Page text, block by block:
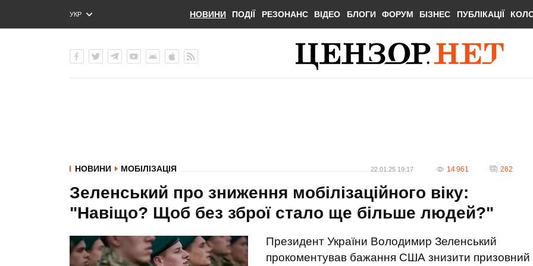
УКР
ENG
НОВИНИ ПОДІЇ РЕЗОНАНС ВІДЕО БЛОГИ ФОРУМ БІЗНЕС ПУБЛІКАЦІЇ
НОВИНИ МОБІЛІЗАЦІЯ 22.01.25 19:17 14 961 262
Зеленський про зниження мобілізаційного віку:
"Навіщо? Щоб без зброї стало ще більше людей?"
Президент України Володимир Зеленський
прокоментував бажання США знизити призовний